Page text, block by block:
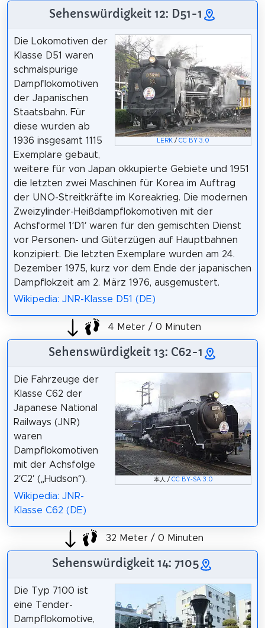
Sehenswürdigkeit 12: D51-1
LERK /CC BY 3.0
Die Lokomotiven der
Klasse D51 waren
schmalspurige
Dampflokomotiven
der Japanischen
Staatsbahn. Für
diese wurden ab
1936 insgesamt 1115
Exemplare gebaut,
weitere für von Japan okkupierte Gebiete und 1951
die letzten zwei Maschinen für Korea im Auftrag
der UNO-Streitkräfte im Koreakrieg. Die modernen
Zweizylinder-Heißdampflokomotiven mit der
Achsformel 1’D1’ waren für den gemischten Dienst
vor Personen- und Güterzügen auf Hauptbahnen
konzipiert. Die letzten Exemplare wurden am 24.
Dezember 1975, kurz vor dem Ende der japanischen
Dampflokzeit am 2. März 1976, ausgemustert.
Wikipedia: JNR-Klasse D51 (DE)
4 Meter / 0 Minuten
Sehenswürdigkeit 13: C62-1
本人 / CC BY-SA 3.0
Die Fahrzeuge der
Klasse C62 der
Japanese National
Railways (JNR)
waren
Dampflokomotiven
mit der Achsfolge
2’C2’ („Hudson“).
Wikipedia: JNR-
Klasse C62 (DE)
32 Meter / 0 Minuten
Sehenswürdigkeit 14: 7105
Die Typ 7100 ist
eine Tender-
Dampflokomotive,